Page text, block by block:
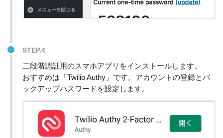
STEP.4
二段階認証用のスマホアプリをインストールします。
おすすめは「Twilio Authy」です。アカウントの登録とバ
ックアップパスワードを設定します。